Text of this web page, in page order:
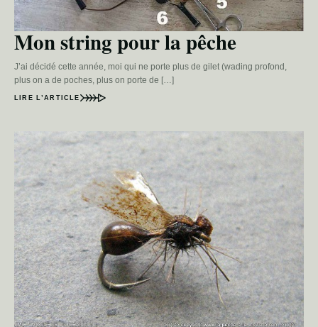
Mon string pour la pêche
J’ai décidé cette année, moi qui ne porte plus de gilet (wading profond,
plus on a de poches, plus on porte de […]
LIRE L’ARTICLE